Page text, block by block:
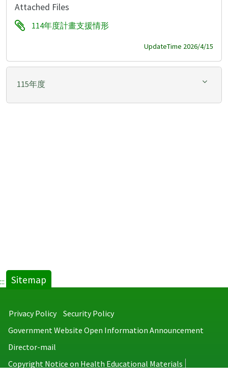
Attached Files
114年度計畫支援情形
UpdateTime 2026/4/15
115年度
::: Sitemap
Privacy Policy
Security Policy
Government Website Open Information Announcement
Director-mail
Copyright Notice on Health Educational Materials